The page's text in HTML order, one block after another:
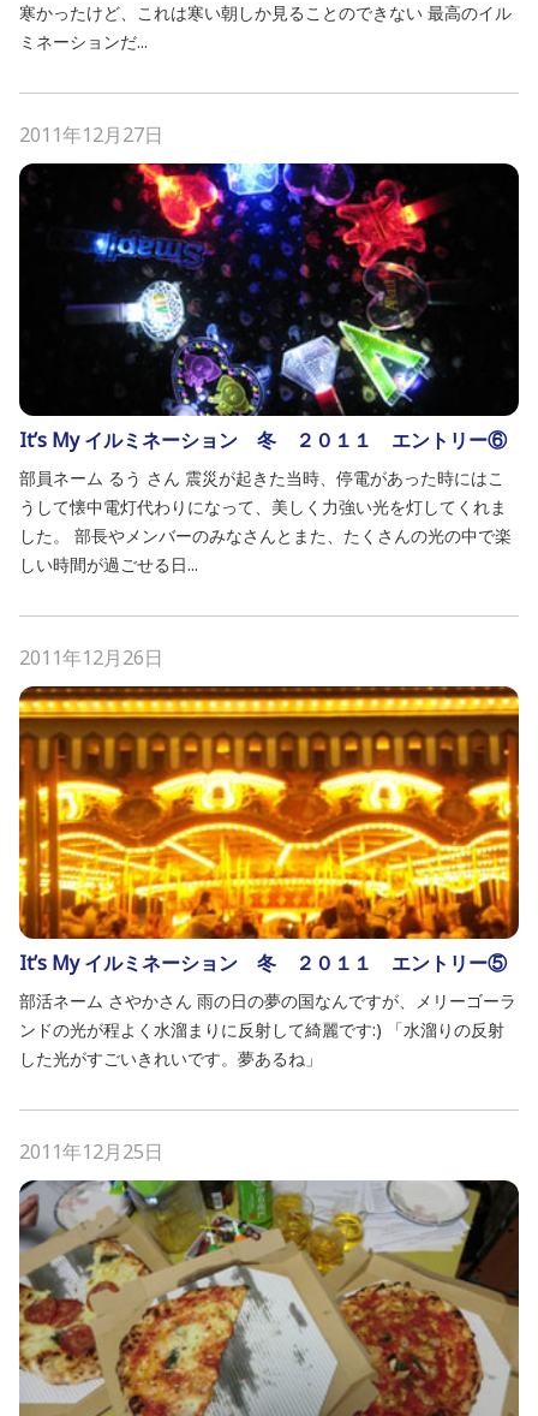
寒かったけど、これは寒い朝しか見ることのできない 最高のイル
ミネーションだ...
2011年12月27日
It’s My イルミネーション 冬 ２０１１ エントリー⑥
部員ネーム るう さん 震災が起きた当時、停電があった時にはこ
うして懐中電灯代わりになって、美しく力強い光を灯してくれま
した。 部長やメンバーのみなさんとまた、たくさんの光の中で楽
しい時間が過ごせる日...
2011年12月26日
It’s My イルミネーション 冬 ２０１１ エントリー⑤
部活ネーム さやかさん 雨の日の夢の国なんですが、メリーゴーラ
ンドの光が程よく水溜まりに反射して綺麗です:) 「水溜りの反射
した光がすごいきれいです。夢あるね」
2011年12月25日